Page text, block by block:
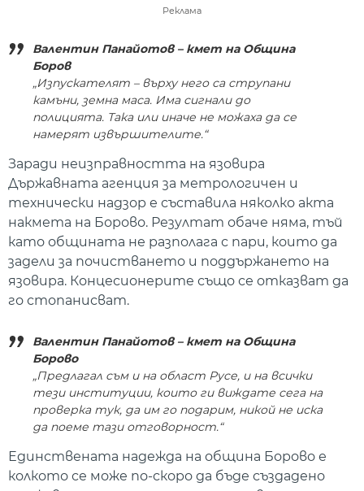
Реклама
Валентин Панайотов – кмет на Община
Боров
„Изпускателят – върху него са струпани
камъни, земна маса. Има сигнали до
полицията. Така или иначе не можаха да се
намерят извършителите.“
Заради неизправността на язовира
Държавната агенция за метрологичен и
технически надзор е съставила няколко акта
накмета на Борово. Резултат обаче няма, тъй
като общината не разполага с пари, които да
задели за почистването и поддържането на
язовира. Концесионерите също се отказват да
го стопанисват.
Валентин Панайотов – кмет на Община
Борово
„Предлагал съм и на област Русе, и на всички
тези институции, които ги виждате сега на
проверка тук, да им го подарим, никой не иска
да поеме тази отговорност.“
Единствената надежда на община Борово е
колкото се може по-скоро да бъде създадено